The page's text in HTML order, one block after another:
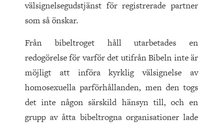
välsignelsegudstjänst för registrerade partner
som så önskar.
Från bibeltroget håll utarbetades en
redogörelse för varför det utifrån Bibeln inte är
möjligt att införa kyrklig välsignelse av
homosexuella parförhållanden, men den togs
det inte någon särskild hänsyn till, och en
grupp av åtta bibeltrogna organisationer lade